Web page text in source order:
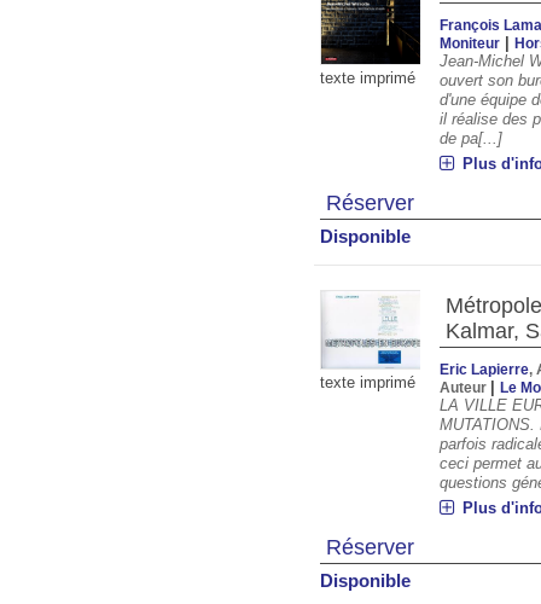
texte imprimé
François
Moniteur |
Jean-Michel
ouvert son
d'une équipe
il réalise des
de pa[...]
Plus
Réserver
Disponible
texte imprimé
Kalmar,
Eric Lapierre,
Auteur
|Le
LA VILLE
parfois
ceci permet
questions
Plus
Réserver
Disponible